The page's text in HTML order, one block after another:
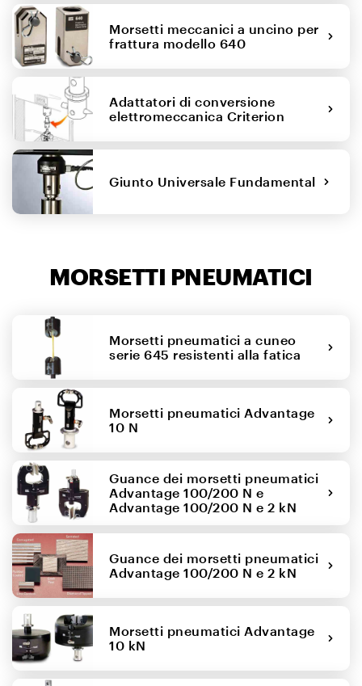
Morsetti meccanici a uncino per
frattura modello 640
Adattatori di conversione
elettromeccanica Criterion
Giunto Universale Fundamental
MORSETTI PNEUMATICI
Morsetti pneumatici a cuneo
serie 645 resistenti alla fatica
Morsetti pneumatici Advantage
10 N
Guance dei morsetti pneumatici
Advantage 100/200 N e
Advantage 100/200 N e 2 kN
Guance dei morsetti pneumatici
Advantage 100/200 N e 2 kN
Morsetti pneumatici Advantage
10 kN